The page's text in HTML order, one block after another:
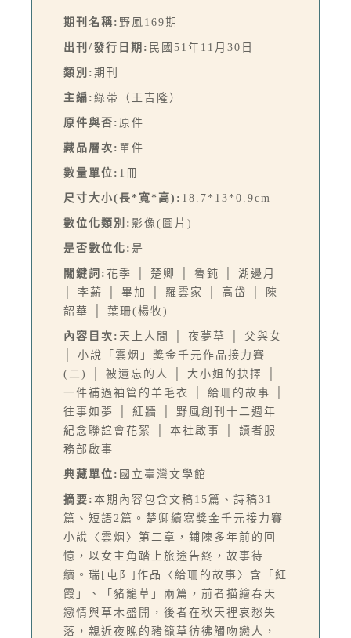
期刊名稱: 野風169期
出刊/發行日期: 民國51年11月30日
類別: 期刊
主編: 綠蒂（王吉隆）
原件與否: 原件
藏品層次: 單件
數量單位: 1冊
尺寸大小(長*寬*高): 18.7*13*0.9cm
數位化類別: 影像(圖片)
是否數位化: 是
關鍵詞: 花季 │ 楚卿 │ 魯鈍 │ 湖邊月
│ 李薪 │ 畢加 │ 羅雲家 │ 高岱 │ 陳
韶華 │ 葉珊(楊牧)
內容目次: 天上人間 │ 夜夢草 │ 父與女
│ 小說「雲烟」獎金千元作品接力賽
(二) │ 被遺忘的人 │ 大小姐的抉擇 │
一件補過袖管的羊毛衣 │ 給珊的故事 │
往事如夢 │ 紅牆 │ 野風創刊十二週年
紀念聯誼會花絮 │ 本社啟事 │ 讀者服
務部啟事
典藏單位: 國立臺灣文學館
摘要: 本期內容包含文稿15篇、詩稿31
篇、短語2篇。楚卿續寫獎金千元接力賽
小說〈雲烟〉第二章，鋪陳多年前的回
憶，以女主角踏上旅途告終，故事待
續。瑞[屯阝]作品〈給珊的故事〉含「紅
霞」、「豬籠草」兩篇，前者描繪春天
戀情與草木盛開，後者在秋天裡哀愁失
落，親近夜晚的豬籠草彷彿觸吻戀人，